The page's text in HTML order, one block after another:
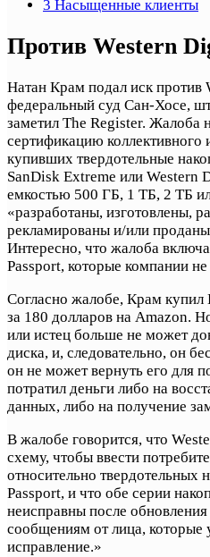
3 Насыщенные клиенты
Против Western
Натан Крам подал иск против
федеральный суд Сан-Хосе,
заметил The Register. Жалоба
сертификацию коллективного
купивших твердотельные
SanDisk Extreme или Western
емкостью 500 ГБ, 1 ТБ, 2 ТБ
«разработаны, изготовлены,
рекламированы и/или
Интересно, что жалоба
Passport, которые компании не
Согласно жалобе, Крам
за 180 долларов на Amazon.
или истец больше не может
диска, и, следовательно, он
он не может вернуть его для
потратил деньги либо на
данных, либо на получение
В жалобе говорится, что
схему, чтобы ввести
относительно твердотельных
Passport, и что обе серии
неисправны после
сообщениям от лица, которые
исправление.»